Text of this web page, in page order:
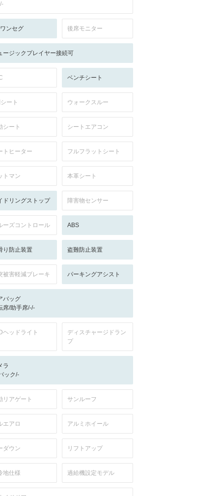
ンセグ 後席モニター
ージックプレイヤー接続可
ベンチシート
ート ウォークスルー
シート シートエアコン
トヒーター フルフラットシート
トマン 本革シート
ドリングストップ 障害物センサー
ーズコントロール ABS
り防止装置 盗難防止装置
被害軽減ブレーキ パーキングアシスト
バッグ
席/助手席/-/-
ヘッドライト
ディスチャージドラン
プ
ラ
ック/-
リアゲート サンルーフ
エアロ アルミホイール
ダウン リフトアップ
地仕様 過給機設定モデル